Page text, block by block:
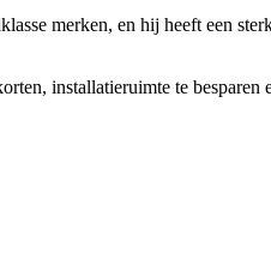
merken, en hij heeft een
installatieruimte te besparen